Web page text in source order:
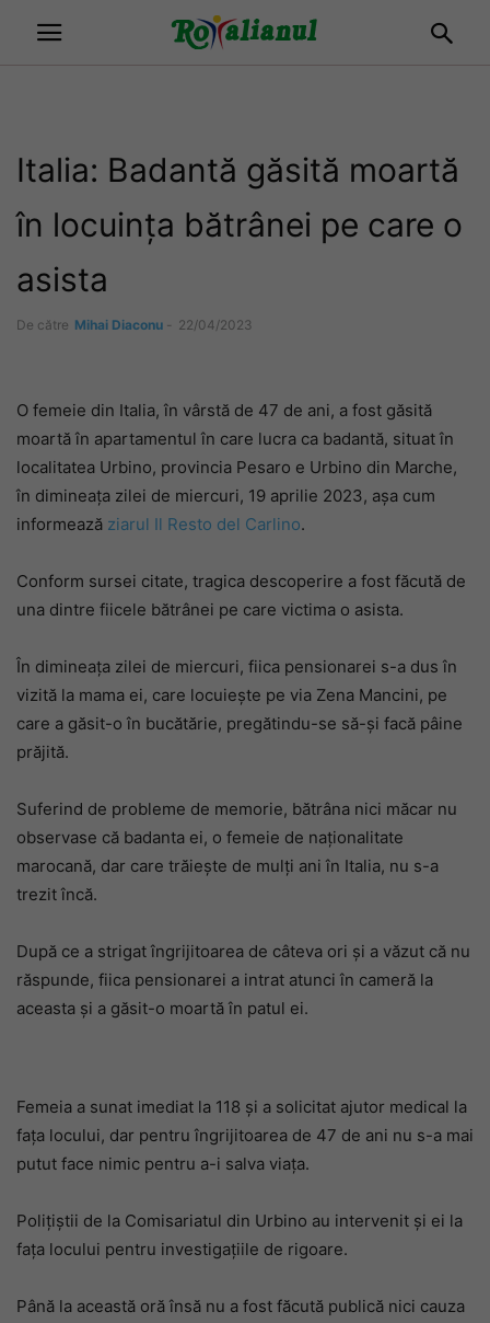
Italia: Badantă găsită moartă
în locuința bătrânei pe care o
asista
De către Mihai Diaconu - 22/04/2023
O femeie din Italia, în vârstă de 47 de ani, a fost găsită
moartă în apartamentul în care lucra ca badantă, situat în
localitatea Urbino, provincia Pesaro e Urbino din Marche,
în dimineața zilei de miercuri, 19 aprilie 2023, așa cum
informează ziarul Il Resto del Carlino.
Conform sursei citate, tragica descoperire a fost făcută de
una dintre fiicele bătrânei pe care victima o asista.
În dimineața zilei de miercuri, fiica pensionarei s-a dus în
vizită la mama ei, care locuiește pe via Zena Mancini, pe
care a găsit-o în bucătărie, pregătindu-se să-și facă pâine
prăjită.
Suferind de probleme de memorie, bătrâna nici măcar nu
observase că badanta ei, o femeie de naționalitate
marocană, dar care trăiește de mulți ani în Italia, nu s-a
trezit încă.
După ce a strigat îngrijitoarea de câteva ori și a văzut că nu
răspunde, fiica pensionarei a intrat atunci în cameră la
aceasta și a găsit-o moartă în patul ei.
Femeia a sunat imediat la 118 și a solicitat ajutor medical la
fața locului, dar pentru îngrijitoarea de 47 de ani nu s-a mai
putut face nimic pentru a-i salva viața.
Polițiștii de la Comisariatul din Urbino au intervenit și ei la
fața locului pentru investigațiile de rigoare.
Până la această oră însă nu a fost făcută publică nici cauza